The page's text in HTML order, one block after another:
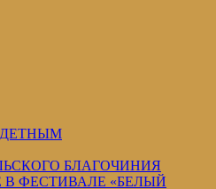
БЛАГОЧИНИЯ
ФЕСТИВАЛЕ «БЕЛЫЙ